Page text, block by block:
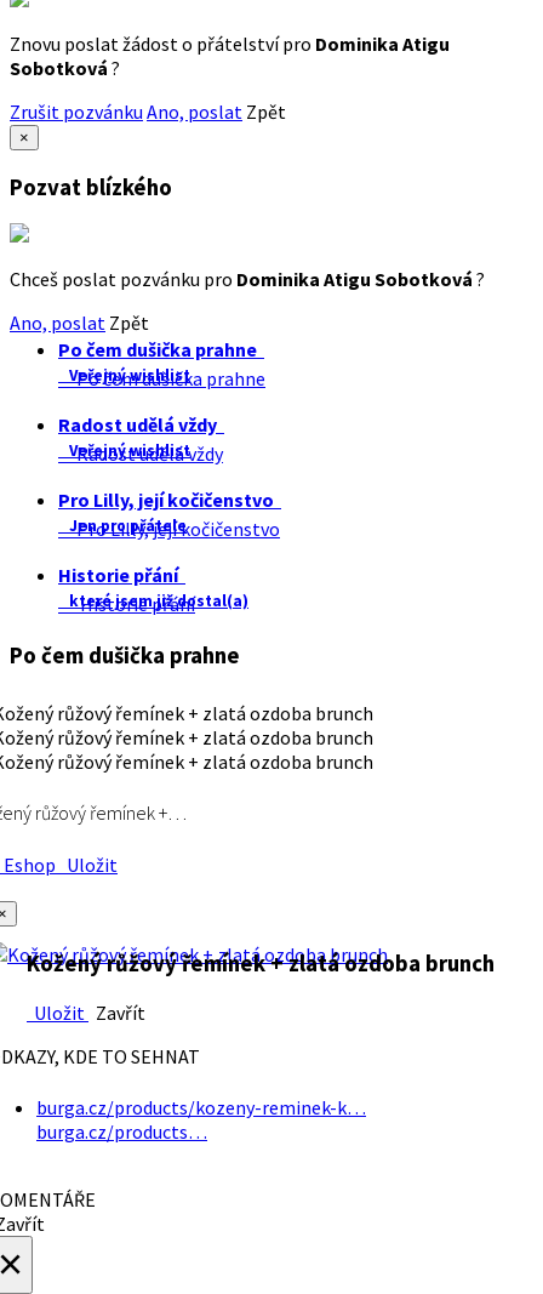
Znovu poslat žádost o přátelství pro Dominika Atigu
Sobotková ?
Zrušit pozvánku Ano, poslat Zpět
×
Pozvat blízkého
Chceš poslat pozvánku pro Dominika Atigu Sobotková ?
Ano, poslat Zpět
Po čem dušička prahne
Veřejný wishlist
Po čem dušička prahne
Radost udělá vždy
Veřejný wishlist
Radost udělá vždy
Pro Lilly, její kočičenstvo
Jen pro přátele
Pro Lilly, její kočičenstvo
Historie přání
které jsem již dostal(a)
Historie přání
Po čem dušička prahne
růžový řemínek +…
Uložit
Kožený růžový řemínek + zlatá ozdoba brunch
Uložit Zavřít
KDE TO SEHNAT
burga.cz/products/kozeny-reminek-k…
burga.cz/products…